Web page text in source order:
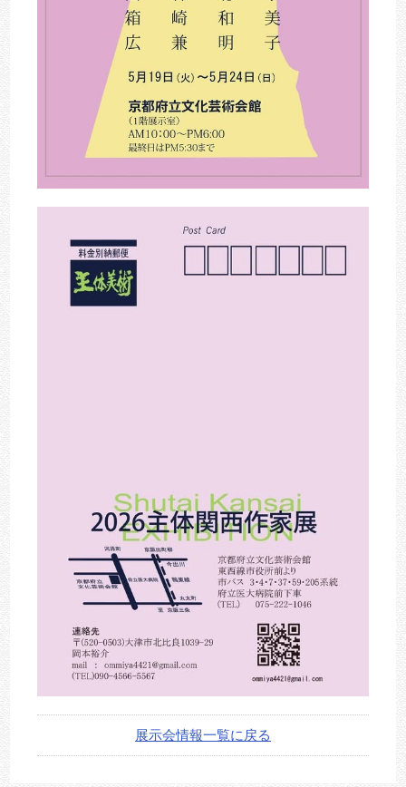
展示会情報一覧に戻る